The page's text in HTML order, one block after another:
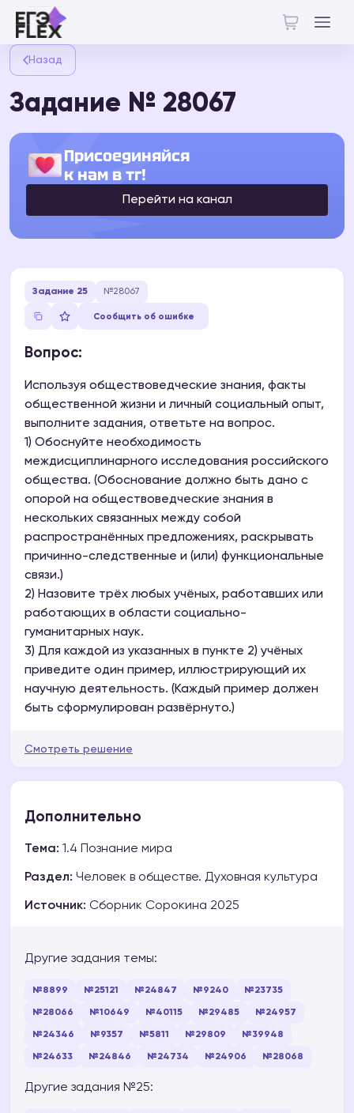
Назад
Задание № 28067
Присоединяйся
к нам в тг!
Перейти на канал
Задание 25 №28067
Сообщить об ошибке
Вопрос:
Используя обществоведческие знания, факты
общественной жизни и личный социальный опыт,
выполните задания, ответьте на вопрос.
1) Обоснуйте необходимость
междисциплинарного исследования российского
общества. (Обоснование должно быть дано с
опорой на обществоведческие знания в
нескольких связанных между собой
распространённых предложениях, раскрывать
причинно-следственные и (или) функциональные
связи.)
2) Назовите трёх любых учёных, работавших или
работающих в области социально-
гуманитарных наук.
3) Для каждой из указанных в пункте 2) учёных
приведите один пример, иллюстрирующий их
научную деятельность. (Каждый пример должен
быть сформулирован развёрнуто.)
Смотреть решение
Дополнительно
Тема: 1.4 Познание мира
Раздел: Человек в обществе. Духовная культура
Источник: Сборник Сорокина 2025
Другие задания темы:
№8899 №25121 №24847 №9240 №23735
№28066 №10649 №40115 №29485 №24957
№24346 №9357 №5811 №29809 №39948
№24633 №24846 №24734 №24906 №28068
Другие задания №25: